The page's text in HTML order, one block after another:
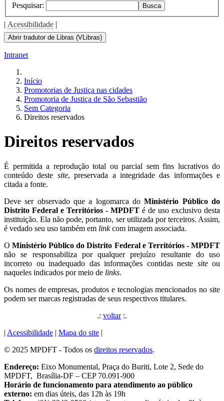
Pesquisar:
Busca
| Acessibilidade |
Abrir tradutor de Libras (VLibras)
Intranet
Início
Promotorias de Justiça nas cidades
Promotoria de Justiça de São Sebastião
Sem Categoria
Direitos reservados
Direitos reservados
É permitida a reprodução total ou parcial sem fins lucrativos do
conteúdo deste site, preservada a integridade das informações e
citada a fonte.
Deve ser observado que a logomarca doMinistério Público do
Distrito Federal e Territórios - MPDFT é de uso exclusivo desta
instituição. Ela não pode, portanto, ser utilizada por terceiros. Assim,
é vedado seu uso também em linkcom imagem associada.
OMinistério Público do Distrito Federal e Territórios - MPDFT
não se responsabiliza por qualquer prejuízo resultante do uso
incorreto ou inadequado das informações contidas neste siteou
naqueles indicados por meio de links.
Os nomes de empresas, produtos e tecnologias mencionados no site
podem ser marcas registradas de seus respectivos titulares.
.: voltar:.
| Acessibilidade | Mapa do site |
© 2025 MPDFT - Todos os direitos reservados.
Endereço: Eixo Monumental, Praça do Buriti, Lote 2, Sede do
MPDFT, Brasília-DF – CEP 70.091-900
Horário de funcionamento para atendimento ao público
externo: em dias úteis, das 12h às 19h